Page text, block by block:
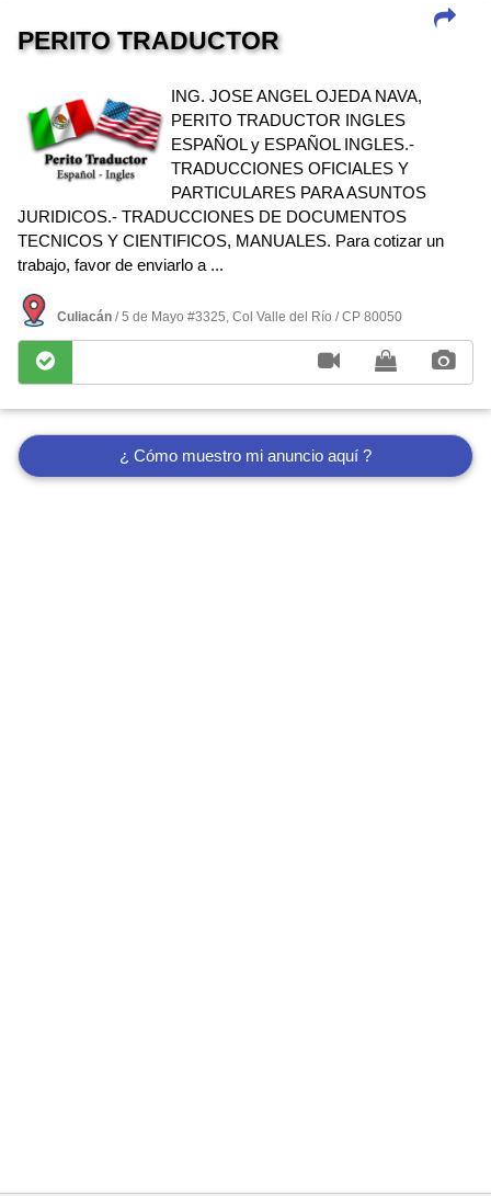
PERITO TRADUCTOR
ING. JOSE ANGEL OJEDA NAVA,
PERITO TRADUCTOR INGLES
ESPAÑOL y ESPAÑOL INGLES.-
TRADUCCIONES OFICIALES Y
PARTICULARES PARA ASUNTOS
JURIDICOS.- TRADUCCIONES DE DOCUMENTOS
TECNICOS Y CIENTIFICOS, MANUALES. Para cotizar un
trabajo, favor de enviarlo a ...
Culiacán / 5 de Mayo #3325, Col Valle del Rí­o / CP 80050
¿ Cómo muestro mi anuncio aquí ?